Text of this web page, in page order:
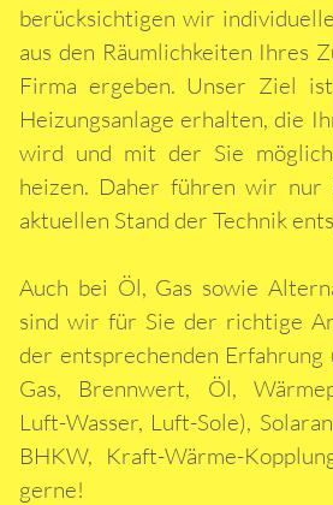
berücksichtigen wir
aus den Räumlichkeiten Ihres
Firma ergeben. Unser Ziel
Heizungsanlage erhalten, die
wird und mit der Sie
heizen. Daher führen wir nur
aktuellen Stand der Technik
Auch bei Öl, Gas sowie
sind wir für Sie der richtige
der entsprechenden Erfahrung
Gas, Brennwert, Öl,
Luft-Wasser, Luft-Sole),
BHKW, Kraft-Wärme-
gerne!